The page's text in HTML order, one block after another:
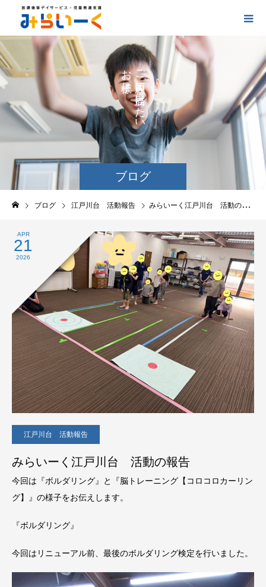
ブログ
ご
に
け
た
い
お
の
の
ブログ 江戸川台 活動報告 みらいーく江戸川台 活動の報告
APR
21
2026
江戸川台 活動報告
みらいーく江戸川台 活動の報告
今回は『ボルダリング』と『脳トレーニング【コロコロカーリン
グ】』の様子をお伝えします。
『ボルダリング』
今回はリニューアル前、最後のボルダリング検定を行いました。